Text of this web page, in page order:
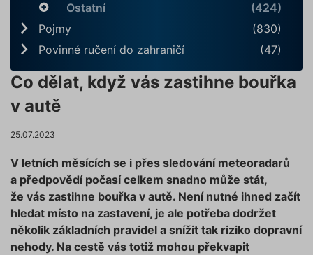
Ostatní
(424)
Pojmy
(830)
Povinné ručení do zahraničí
(47)
Co dělat, když vás zastihne bouřka
v autě
25.07.2023
V letních měsících se i přes sledování meteoradarů
a předpovědí počasí celkem snadno může stát,
že vás zastihne bouřka v autě. Není nutné ihned začít
hledat místo na zastavení, je ale potřeba dodržet
několik základních pravidel a snížit tak riziko dopravní
nehody. Na cestě vás totiž mohou překvapit